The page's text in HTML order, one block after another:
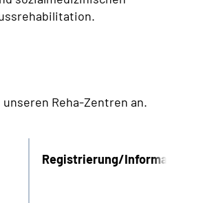
Reha-Zentren an.
Registrierung/Informationen